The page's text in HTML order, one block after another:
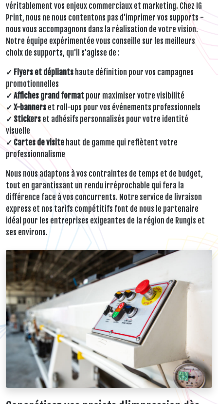
véritablement vos enjeux commerciaux et marketing. Chez IG
Print, nous ne nous contentons pas d'imprimer vos supports -
nous vous accompagnons dans la réalisation de votre vision.
Notre équipe expérimentée vous conseille sur les meilleurs
choix de supports, qu'il s'agisse de :
✓ Flyers et dépliants haute définition pour vos campagnes
promotionnelles
✓ Affiches grand format pour maximiser votre visibilité
✓ X-banners et roll-ups pour vos événements professionnels
✓ Stickers et adhésifs personnalisés pour votre identité
visuelle
✓ Cartes de visite haut de gamme qui reflètent votre
professionnalisme
Nous nous adaptons à vos contraintes de temps et de budget,
tout en garantissant un rendu irréprochable qui fera la
différence face à vos concurrents. Notre service de livraison
express et nos tarifs compétitifs font de nous le partenaire
idéal pour les entreprises exigeantes de la région de Rungis et
ses environs.